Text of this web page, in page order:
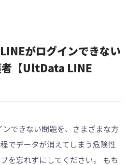
がログインできない
者【UltData LINE
できない問題を、さまざまな方
でデータが消えてしまう危険性
を忘れずにしてください。 もち